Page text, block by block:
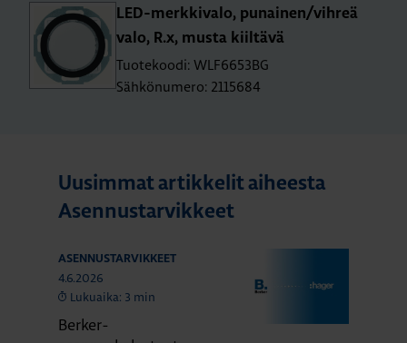
LED-merk­ki­va­lo, pu­nai­nen/vih­reä
valo, R.x, musta kiil­tä­vä
Tuotekoodi: WLF6653BG
Sähkönumero: 2115684
Uusimmat artikkelit aiheesta
Asennustarvikkeet
ASENNUSTARVIKKEET
4.6.2026
Lukuaika: 3 min
Berker-